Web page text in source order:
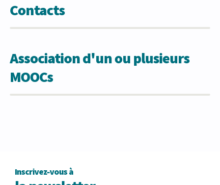
Contacts
Association d'un ou plusieurs
MOOCs
Inscrivez-vous à